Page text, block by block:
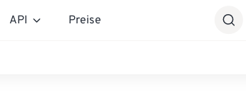
API Preise